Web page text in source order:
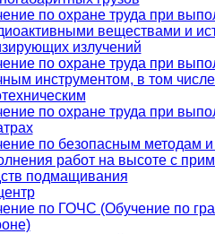
по охране труда при
веществами и
излучений
по охране труда при
инструментом, в том
по охране труда при
по безопасным методам
работ на высоте с
подмащивания
по ГОЧС (Обучение по